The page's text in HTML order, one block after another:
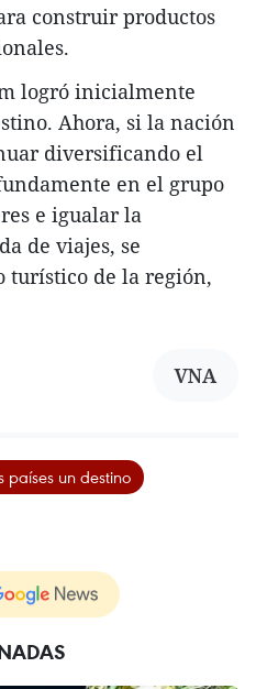
construir productos
logró inicialmente
Ahora, si la nación
diversificando el
en el grupo
e igualar la
de viajes, se
turístico de la región,
VNA
países un destino